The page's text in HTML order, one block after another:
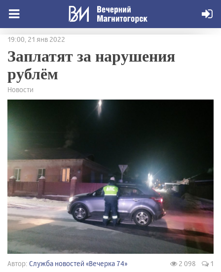
19:00, 21 янв 2022
Заплатят за нарушения
рублём
Новости
Автор: Служба новостей «Вечерка 74» 2 098 1